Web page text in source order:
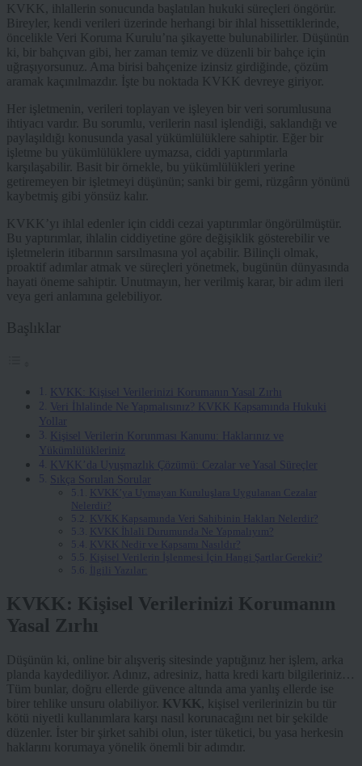
KVKK, ihlallerin sonucunda başlatılan hukuki süreçleri öngörür.
Bireyler, kendi verileri üzerinde herhangi bir ihlal hissettiklerinde,
öncelikle Veri Koruma Kurulu’na şikayette bulunabilirler. Düşünün
ki, bir bahçıvan gibi, her zaman temiz ve düzenli bir bahçe için
uğraşıyorsunuz. Ama birisi bahçenize izinsiz girdiğinde, çözüm
aramak kaçınılmazdır. İşte bu noktada KVKK devreye giriyor.
Her işletmenin, verileri toplayan ve işleyen bir veri sorumlusuna
ihtiyacı vardır. Bu sorumlu, verilerin nasıl işlendiği, saklandığı ve
paylaşıldığı konusunda yasal yükümlülüklere sahiptir. Eğer bir
işletme bu yükümlülüklere uymazsa, ciddi yaptırımlarla
karşılaşabilir. Basit bir örnekle, bu yükümlülükleri yerine
getiremeyen bir işletmeyi düşünün; sanki bir gemi, rüzgârın yönünü
kaybetmiş gibi yönsüz kalır.
KVKK’yı ihlal edenler için ciddi cezai yaptırımlar öngörülmüştür.
Bu yaptırımlar, ihlalin ciddiyetine göre değişiklik gösterebilir ve
işletmelerin itibarının sarsılmasına yol açabilir. Bilinçli olmak,
proaktif adımlar atmak ve süreçleri yönetmek, bugünün dünyasında
hayati öneme sahiptir. Unutmayın, her verilmiş karar, bir adım ileri
veya geri anlamına gelebiliyor.
Başlıklar
KVKK: Kişisel Verilerinizi Korumanın Yasal Zırhı
Veri İhlalinde Ne Yapmalısınız? KVKK Kapsamında Hukuki
Yollar
Kişisel Verilerin Korunması Kanunu: Haklarınız ve
Yükümlülükleriniz
KVKK’da Uyuşmazlık Çözümü: Cezalar ve Yasal Süreçler
Sıkça Sorulan Sorular
KVKK’ya Uymayan Kuruluşlara Uygulanan Cezalar
Nelerdir?
KVKK Kapsamında Veri Sahibinin Hakları Nelerdir?
KVKK İhlali Durumunda Ne Yapmalıyım?
KVKK Nedir ve Kapsamı Nasıldır?
Kişisel Verilerin İşlenmesi İçin Hangi Şartlar Gerekir?
İlgili Yazılar:
KVKK: Kişisel Verilerinizi Korumanın
Yasal Zırhı
Düşünün ki, online bir alışveriş sitesinde yaptığınız her işlem, arka
planda kaydediliyor. Adınız, adresiniz, hatta kredi kartı bilgileriniz…
Tüm bunlar, doğru ellerde güvence altında ama yanlış ellerde ise
birer tehlike unsuru olabiliyor.
KVKK
, kişisel verilerinizin bu tür
kötü niyetli kullanımlara karşı nasıl korunacağını net bir şekilde
düzenler. İster bir şirket sahibi olun, ister tüketici, bu yasa herkesin
haklarını korumaya yönelik önemli bir adımdır.